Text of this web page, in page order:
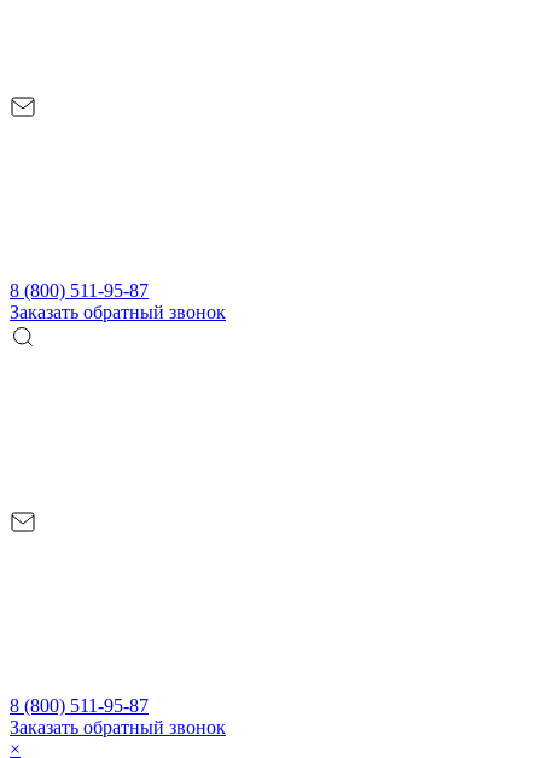
8 (800) 511-95-87
Заказать обратный звонок
8 (800) 511-95-87
Заказать обратный звонок
×